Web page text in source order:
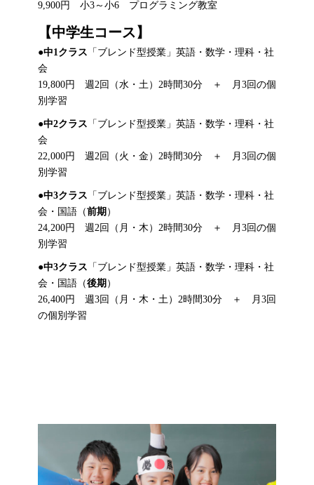
9,900円 小3～小6 プログラミング教室
【中学生コース】
●中1クラス 「ブレンド型授業」英語・数学・理科・社
会
19,800円 週2回（水・土）2時間30分 ＋ 月3回の個
別学習
●中2クラス 「ブレンド型授業」英語・数学・理科・社
会
22,000円 週2回（火・金）2時間30分 ＋ 月3回の個
別学習
●中3クラス 「ブレンド型授業」英語・数学・理科・社
会・国語（前期 ）
24,200円 週2回（月・木）2時間30分 ＋ 月3回の個
別学習
●中3クラス 「ブレンド型授業」英語・数学・理科・社
会・国語（後期 ）
26,400円 週3回（月・木・土）2時間30分 ＋ 月3回
の個別学習